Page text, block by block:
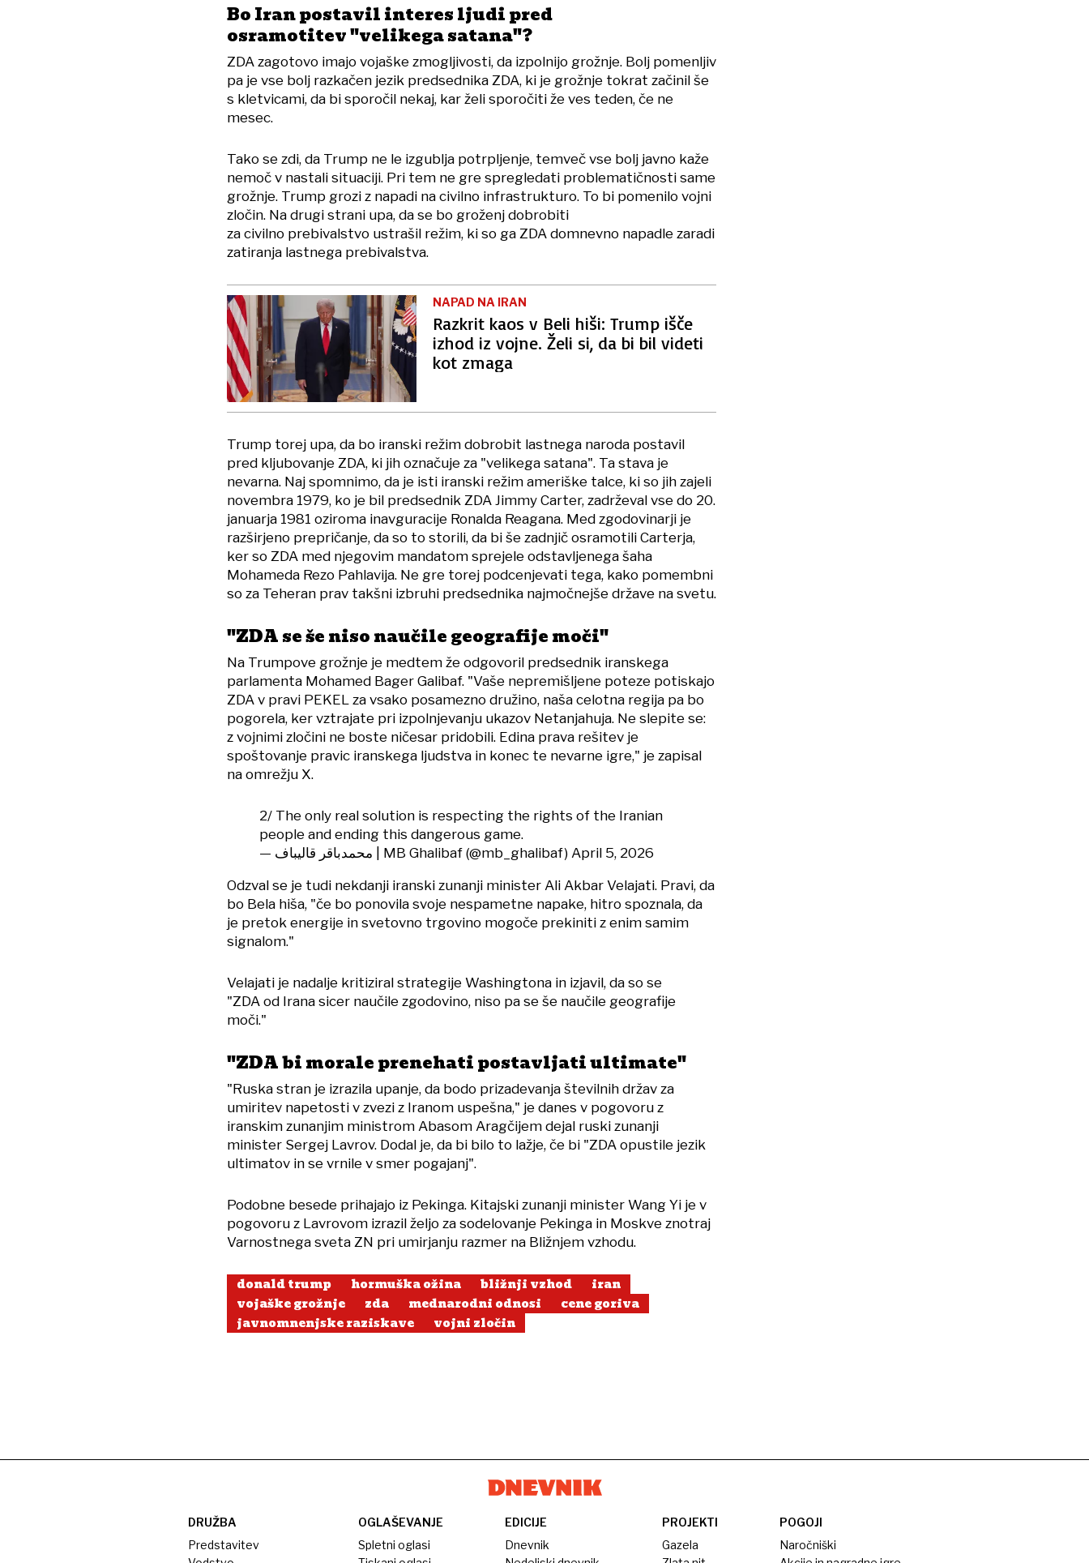
Bo Iran postavil interes ljudi pred
osramotitev "velikega satana"?
ZDA zagotovo imajo vojaške zmogljivosti, da izpolnijo grožnje. Bolj pomenljiv
pa je vse bolj razkačen jezik predsednika ZDA, ki je grožnje tokrat začinil še
s kletvicami, da bi sporočil nekaj, kar želi sporočiti že ves teden, če ne
mesec.
Tako se zdi, da Trump ne le izgublja potrpljenje, temveč vse bolj javno kaže
nemoč v nastali situaciji. Pri tem ne gre spregledati problematičnosti same
grožnje. Trump grozi z napadi na civilno infrastrukturo. To bi pomenilo vojni
zločin. Na drugi strani upa, da se bo groženj dobrobiti
za civilno prebivalstvo ustrašil režim, ki so ga ZDA domnevno napadle zaradi
zatiranja lastnega prebivalstva.
NAPAD NA IRAN
Razkrit kaos v Beli hiši: Trump išče
izhod iz vojne. Želi si, da bi bil videti
kot zmaga
Trump torej upa, da bo iranski režim dobrobit lastnega naroda postavil
pred kljubovanje ZDA, ki jih označuje za "velikega satana". Ta stava je
nevarna. Naj spomnimo, da je isti iranski režim ameriške talce, ki so jih zajeli
novembra 1979, ko je bil predsednik ZDA Jimmy Carter, zadrževal vse do 20.
januarja 1981 oziroma inavguracije Ronalda Reagana. Med zgodovinarji je
razširjeno prepričanje, da so to storili, da bi še zadnjič osramotili Carterja,
ker so ZDA med njegovim mandatom sprejele odstavljenega šaha
Mohameda Rezo Pahlavija. Ne gre torej podcenjevati tega, kako pomembni
so za Teheran prav takšni izbruhi predsednika najmočnejše države na svetu.
"ZDA se še niso naučile geografije moči"
Na Trumpove grožnje je medtem že odgovoril predsednik iranskega
parlamenta Mohamed Bager Galibaf. "Vaše nepremišljene poteze potiskajo
ZDA v pravi PEKEL za vsako posamezno družino, naša celotna regija pa bo
pogorela, ker vztrajate pri izpolnjevanju ukazov Netanjahuja. Ne slepite se:
z vojnimi zločini ne boste ničesar pridobili. Edina prava rešitev je
spoštovanje pravic iranskega ljudstva in konec te nevarne igre," je zapisal
na omrežju X.
2/ The only real solution is respecting the rights of the Iranian
people and ending this dangerous game.
— محمدباقر قالیباف | MB Ghalibaf (@mb_ghalibaf) April 5, 2026
Odzval se je tudi nekdanji iranski zunanji minister Ali Akbar Velajati. Pravi, da
bo Bela hiša, "če bo ponovila svoje nespametne napake, hitro spoznala, da
je pretok energije in svetovno trgovino mogoče prekiniti z enim samim
signalom."
Velajati je nadalje kritiziral strategije Washingtona in izjavil, da so se
"ZDA od Irana sicer naučile zgodovino, niso pa se še naučile geografije
moči."
"ZDA bi morale prenehati postavljati ultimate"
"Ruska stran je izrazila upanje, da bodo prizadevanja številnih držav za
umiritev napetosti v zvezi z Iranom uspešna," je danes v pogovoru z
iranskim zunanjim ministrom Abasom Aragčijem dejal ruski zunanji
minister Sergej Lavrov. Dodal je, da bi bilo to lažje, če bi "ZDA opustile jezik
ultimatov in se vrnile v smer pogajanj".
Podobne besede prihajajo iz Pekinga. Kitajski zunanji minister Wang Yi je v
pogovoru z Lavrovom izrazil željo za sodelovanje Pekinga in Moskve znotraj
Varnostnega sveta ZN pri umirjanju razmer na Bližnjem vzhodu.
donald trump hormuška ožina bližnji vzhod
iran
vojaške grožnje
zda mednarodni odnosi
cene goriva
javnomnenjske raziskave
vojni zločin
DRUŽBA
Predstavitev
OGLAŠEVANJE
Spletni oglasi
EDICIJE
Dnevnik
PROJEKTI
Gazela
POGOJI
Naročniški